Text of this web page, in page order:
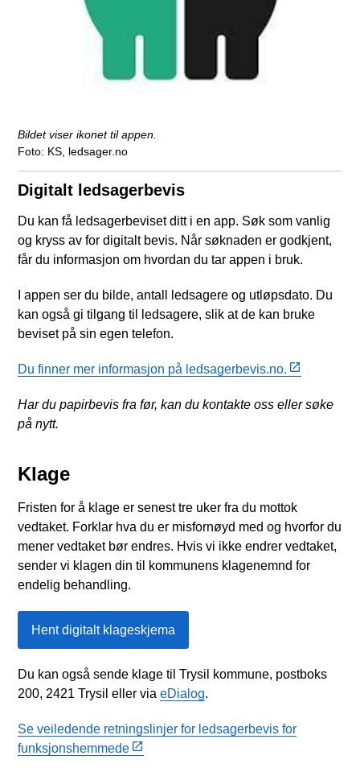
Bildet viser ikonet til appen.
KS, ledsager.no
Digitalt ledsagerbevis
Du kan få ledsagerbeviset ditt i en app. Søk som vanlig
og kryss av for digitalt bevis. Når søknaden er godkjent,
får du informasjon om hvordan du tar appen i bruk.
I appen ser du bilde, antall ledsagere og utløpsdato. Du
kan også gi tilgang til ledsagere, slik at de kan bruke
beviset på sin egen telefon.
Du finner mer informasjon på ledsagerbevis.no.
Har du papirbevis fra før, kan du kontakte oss eller søke
på nytt.
Klage
Fristen for å klage er senest tre uker fra du mottok
vedtaket. Forklar hva du er misfornøyd med og hvorfor du
mener vedtaket bør endres. Hvis vi ikke endrer vedtaket,
sender vi klagen din til kommunens klagenemnd for
endelig behandling.
Hent digitalt klageskjema
Du kan også sende klage til Trysil kommune, postboks
200, 2421 Trysil eller viaeDialog.
Se veiledende retningslinjer for ledsagerbevis for
funksjonshemmede